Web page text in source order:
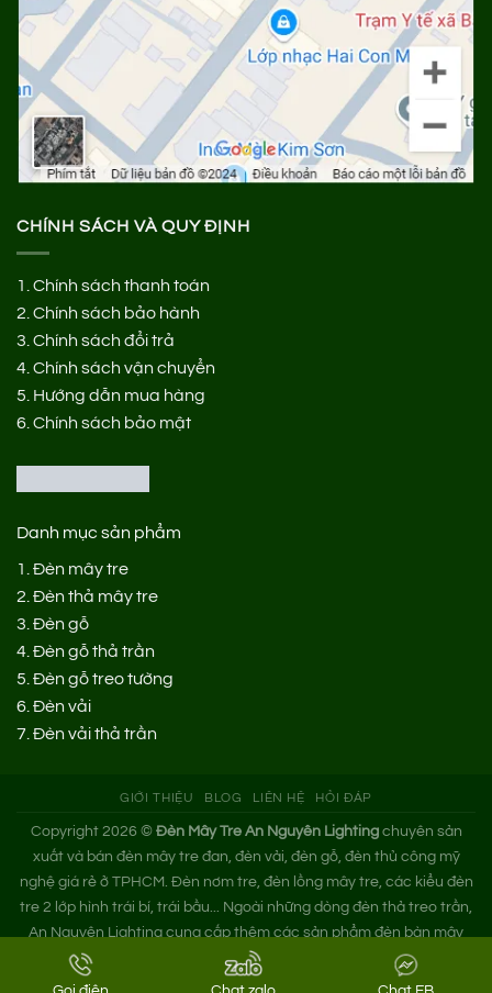
CHÍNH SÁCH VÀ QUY ĐỊNH
1.Chính sách thanh toán
2.Chính sách bảo hành
3.Chính sách đổi trả
4.Chính sách vận chuyển
5. Hướng dẫn mua hàng
6.Chính sách bảo mật
Danh mục sản phẩm
1.Đèn mây tre
2.Đèn thả mây tre
3.Đèn gỗ
4.Đèn gỗ thả trần
5.Đèn gỗ treo tường
6.Đèn vải
7.Đèn vải thả trần
GIỚI THIỆU BLOG LIÊN HỆ HỎI ĐÁP
Copyright 2026 © Đèn Mây Tre An Nguyên Lightingchuyên sản
xuất và bán đèn mây tre đan, đèn vải, đèn gỗ, đèn thủ công mỹ
nghệ giá rẻ ở TPHCM. Đèn nơm tre, đèn lồng mây tre, các kiểu đèn
tre 2 lớp hình trái bí, trái bầu... Ngoài những dòng đèn thả treo trần,
An Nguyên Lighting cung cấp thêm các sản phẩm đèn bàn mây
tre. Nếu bạn cần tìm xưởng đèn mây tre trang trí hoặc mua đèn tre
đan giá sỉ hãy liên hệ ngay An Nguyên nhé!